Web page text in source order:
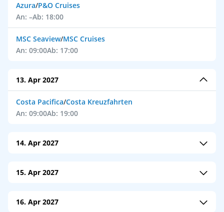
Azura/P&O Cruises
An: –Ab: 18:00
MSC Seaview/MSC Cruises
An: 09:00Ab: 17:00
13. Apr 2027
Costa Pacifica/Costa Kreuzfahrten
An: 09:00Ab: 19:00
14. Apr 2027
An: 09:00Ab: 17:00
15. Apr 2027
An: 06:00Ab: –
16. Apr 2027